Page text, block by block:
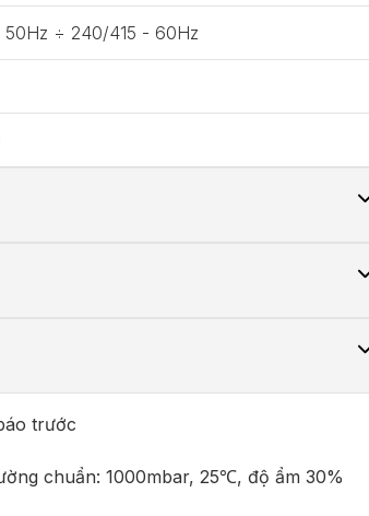
÷ 240/415 - 60Hz
trước
chuẩn: 1000mbar, 25℃, độ ẩm 30%